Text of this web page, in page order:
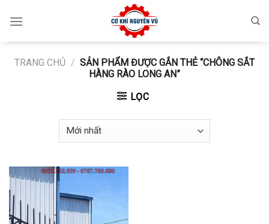
TRANG CHỦ / SẢN PHẨM ĐƯỢC GẮN THẺ “CHÔNG SẮT
HÀNG RÀO LONG AN”
LỌC